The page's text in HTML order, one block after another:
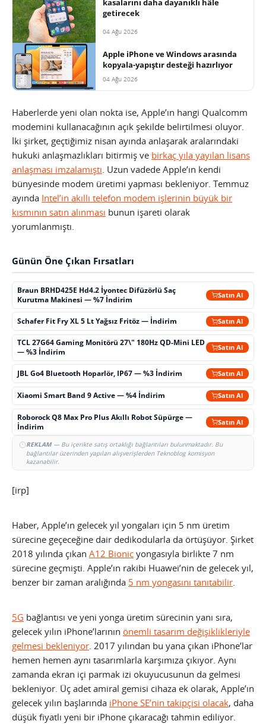
kasalarını daha dayanıklı hâle
getirecek
04 Ağu 2026
Apple iPhone ve Windows arasında
kopyala-yapıştır desteği hazırlıyor
04 Ağu 2026
Haberlerde yeni olan nokta ise, Apple’ın hangi Qualcomm
modemini kullanacağının açık şekilde belirtilmesi oluyor.
İki şirket, geçtiğimiz nisan ayında anlaşarak aralarındaki
hukuki anlaşmazlıkları bitirmiş ve birkaç yıla yayılan lisans
anlaşması imzalamıştı. Uzun vadede Apple’ın kendi
bünyesinde modem üretimi yapması bekleniyor. Temmuz
ayında Intel’in akıllı telefon modem işlerinin büyük bir
kısmının satın alınması bunun işareti olarak
yorumlanmıştı.
Günün Öne Çıkan Fırsatları
Braun BRHD425E Hd4.2 İyontec Difüzörlü Saç
Kurutma Makinesi — %7 İndirim
Satın Al
Schafer Fit Fry XL 5 Lt Yağsız Fritöz — İndirim Satın Al
TCL 27G64 Gaming Monitörü 27\" 180Hz QD-Mini LED
— %3 İndirim
Satın Al
JBL Go4 Bluetooth Hoparlör, IP67 — %3 İndirim Satın Al
Xiaomi Smart Band 9 Active — %4 İndirim Satın Al
Roborock Q8 Max Pro Plus Akıllı Robot Süpürge —
İndirim
Satın Al
REKLAM— Bu içerikte satış ortaklığı bağlantıları bulunmaktadır. Bu
bağlantılar üzerinden yapılan alışverişlerden Teknoblog komisyon
kazanabilir.
[irp]
Haber, Apple’ın gelecek yıl yongaları için 5 nm üretim
sürecine geçeceğine dair dedikodularla da örtüşüyor. Şirket
2018 yılında çıkan A12 Bionic yongasıyla birlikte 7 nm
sürecine geçmişti. Apple’ın rakibi Huawei’nin de gelecek yıl,
benzer bir zaman aralığında 5 nm yongasını tanıtabilir.
5G bağlantısı ve yeni yonga üretim sürecinin yanı sıra,
gelecek yılın iPhone’larının önemli tasarım değişiklikleriyle
gelmesi bekleniyor. 2017 yılından bu yana çıkan iPhone’lar
hemen hemen aynı tasarımlarla karşımıza çıkıyor. Aynı
zamanda ekran içi parmak izi okuyucusunun da gelmesi
bekleniyor. Üç adet amiral gemisi cihaza ek olarak, Apple’ın
gelecek yılın başlarında iPhone SE’nin takipçisi olacak, daha
düşük fiyatlı yeni bir iPhone çıkaracağı tahmin ediliyor.